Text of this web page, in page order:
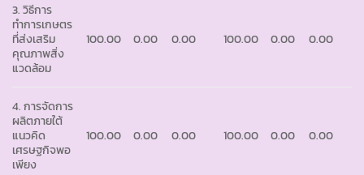
3. วิธีการ
ทำการเกษตร
ที่ส่งเสริม
คุณภาพสิ่ง
แวดล้อม
100.00 0.00 0.00 100.00 0.00 0.00
4. การจัดการ
ผลิตภายใต้
แนวคิด
เศรษฐกิจพอ
เพียง
100.00 0.00 0.00 100.00 0.00 0.00